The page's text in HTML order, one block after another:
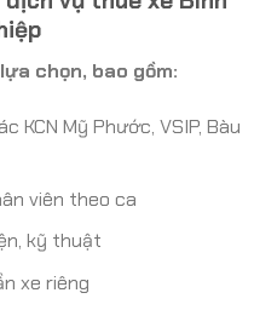
chọn, bao gồm:
KCN Mỹ Phước, VSIP, Bàu
viên theo ca
kỹ thuật
xe riêng